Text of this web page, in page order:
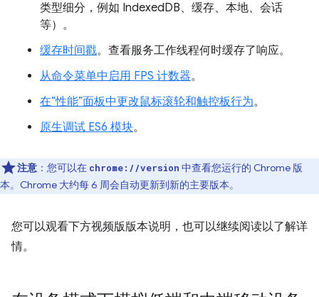
类型细分，例如 IndexedDB、缓存、本地、会话
等）。
缓存时间戳。查看服务工作线程何时缓存了响应。
从命令菜单中启用 FPS 计数器。
在“性能”面板中更改鼠标滚轮和触控板行为。
原生调试 ES6 模块。
注意 ：您可以在 chrome://version 中查看您运行的 Chrome 版
本。Chrome 大约每 6 周会自动更新到新的主要版本。
您可以观看下方视频版版本说明，也可以继续阅读以了解详
情。